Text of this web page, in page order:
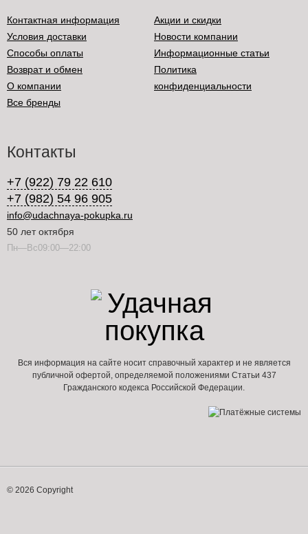
Контактная информация
Условия доставки
Способы оплаты
Возврат и обмен
О компании
Все бренды
Акции и скидки
Новости компании
Информационные статьи
Политика
конфиденциальности
Контакты
+7 (922) 79 22 610
+7 (982) 54 96 905
info@udachnaya-pokupka.ru
50 лет октября
Пн—Вс09:00—22:00
Вся информация на сайте носит справочный характер и не является
публичной офертой, определяемой положениями Статьи 437
Гражданского кодекса Российской Федерации.
© 2026 Copyright